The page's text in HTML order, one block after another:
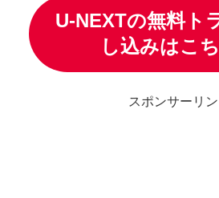
U-NEXTの無料ト
し込みはこ
スポンサーリン